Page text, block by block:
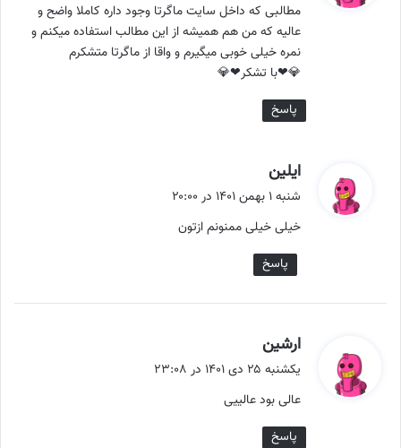
:
مطالبی که داخل سایت ماگرتا وجود داره کاملا واضح و
عالیه که من هم همیشه از این مطالب استفاده میکنم و
نمره خیلی خوبی میگیرم و واقا از ماگرتا متشکرم
💎❤با تشکر❤💎
پاسخ
ایلین
ف
:
شنبه ۱ بهمن ۱۴۰۱ در ۲۰:۰۰
خیلی خیلی ممنونم ازتون
پاسخ
ارشین
ف
:
یکشنبه ۲۵ دی ۱۴۰۱ در ۲۳:۰۸
عالی بود عالییی
پاسخ